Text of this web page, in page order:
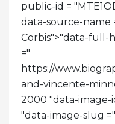
public-id =
data-source-name
Corbis">"data-full-
="
https://
and-vincente-
2000 "data-image-
"data-image-slug